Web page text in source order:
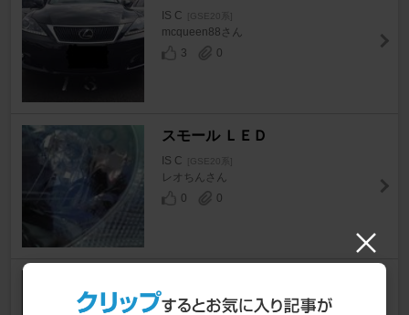
IS C [GSE20系]
mcqueen88さん
3
0
スモール ＬＥＤ
IS C [GSE20系]
レオちんさん
0
0
IS C [GSE20系]